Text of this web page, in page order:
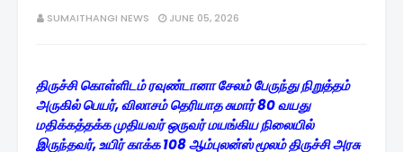
SUMAITHANGI NEWS JUNE 05, 2026
திருச்சி கொள்ளிடம் ரவுண்டானா சேலம் பேருந்து நிறுத்தம்
அருகில் பெயர், விலாசம் தெரியாத சுமார் 80 வயது
மதிக்கத்தக்க முதியவர் ஒருவர் மயங்கிய நிலையில்
இருந்தவர், உயிர் காக்க 108 ஆம்புலன்ஸ் மூலம் திருச்சி அரசு